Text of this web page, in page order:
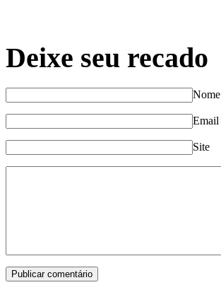
Deixe seu recado
Nome
Email
Site